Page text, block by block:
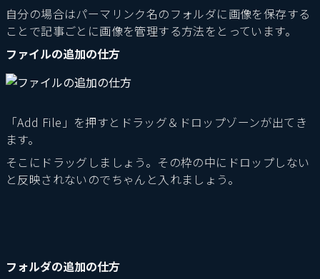
自分の場合はパーマリンク名のフォルダに画像を保存する
ことで記事ごとに画像を管理する方法をとっています。
ファイルの追加の仕方
「Add File」を押すとドラッグ＆ドロップゾーンが出てき
ます。
そこにドラッグしましょう。その枠の中にドロップしない
と反映されないのでちゃんと入れましょう。
フォルダの追加の仕方